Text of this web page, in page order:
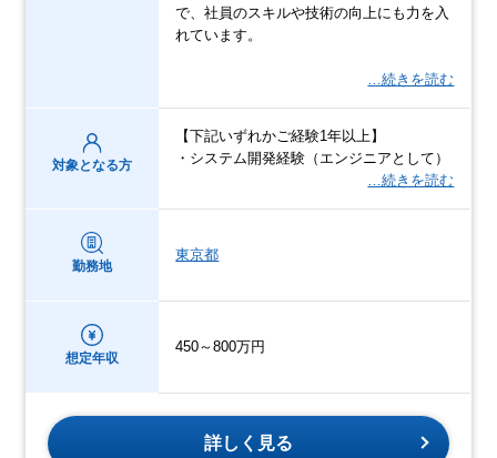
で、社員のスキルや技術の向上にも力を入
れています。
…続きを読む
対象となる方
【下記いずれかご経験1年以上】
・システム開発経験（エンジニアとして）
…続きを読む
勤務地
東京都
想定年収
450～800万円
詳しく見る